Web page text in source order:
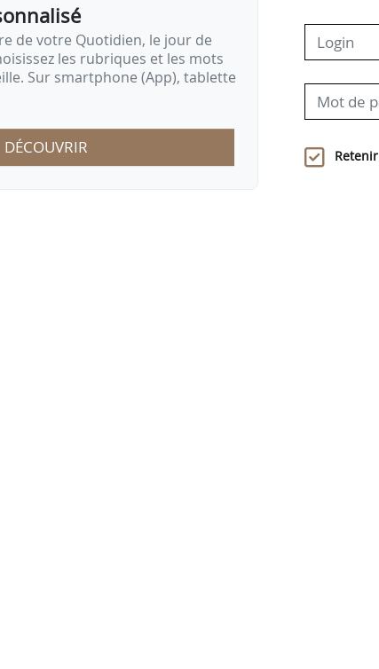
de votre Quotidien, le jour de
les rubriques et les mots
Sur smartphone (App), tablette
DÉCOUVRIR